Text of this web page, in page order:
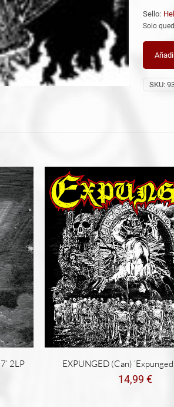
Sello:
Solo
SKU:
2LP EXPUNGED (Can)
14,99 €